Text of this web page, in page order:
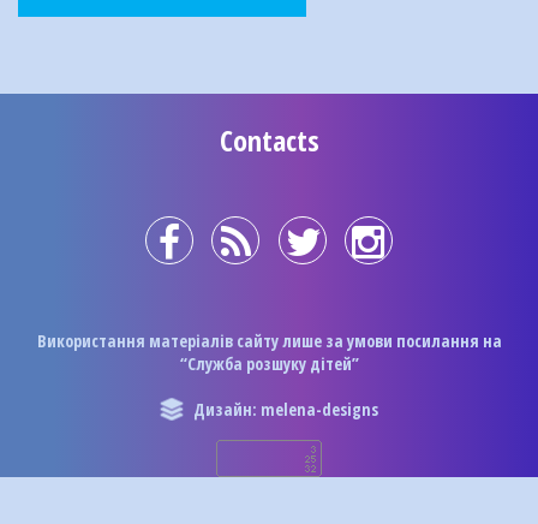
Contacts
Використання матеріалів сайту лише за умови посилання на
“Служба розшуку дітей”
Дизайн: melena-designs